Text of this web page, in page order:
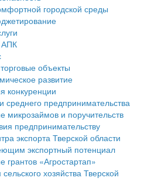
АПК
Тверской области
муниципального округа
территориями
граждан
ранее учтенных
субъектов малого и
субъектов малого и
городской среды
АПК
объекты
развитие
конкуренции
среднего предпринимательства
микрозаймов и поручительств
предпринимательству
экспорта Тверской области
экспортный потенциал
грантов «Агростартап»
хозяйства Тверской